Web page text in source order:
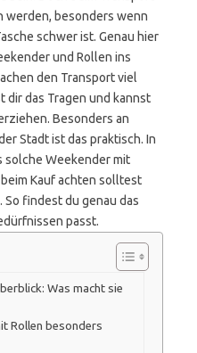
werden, besonders wenn
schwer ist. Genau hier
und Rollen ins
den Transport viel
dir das Tragen und kannst
Besonders an
Stadt ist das praktisch. In
solche Weekender mit
Kauf achten solltest
findest du genau das
passt.
Was macht sie
Rollen besonders